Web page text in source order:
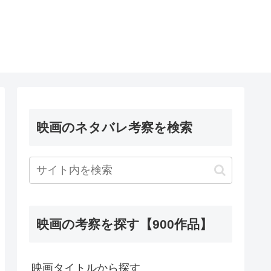
映画のネタバレ考察を検索
映画の考察を探す【900作品】
映画タイトルから探す